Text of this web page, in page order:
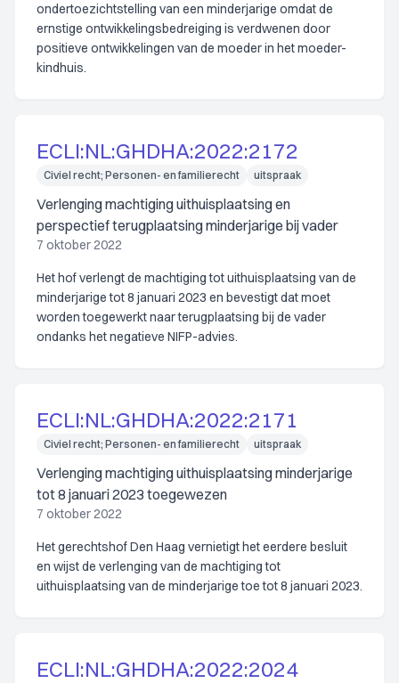
ondertoezichtstelling van een minderjarige omdat de
ernstige ontwikkelingsbedreiging is verdwenen door
positieve ontwikkelingen van de moeder in het moeder-
kindhuis.
ECLI:NL:GHDHA:2022:2172
Civiel recht; Personen- en familierecht uitspraak
Verlenging machtiging uithuisplaatsing en
perspectief terugplaatsing minderjarige bij vader
7 oktober 2022
Het hof verlengt de machtiging tot uithuisplaatsing van de
minderjarige tot 8 januari 2023 en bevestigt dat moet
worden toegewerkt naar terugplaatsing bij de vader
ondanks het negatieve NIFP-advies.
ECLI:NL:GHDHA:2022:2171
Civiel recht; Personen- en familierecht uitspraak
Verlenging machtiging uithuisplaatsing minderjarige
tot 8 januari 2023 toegewezen
7 oktober 2022
Het gerechtshof Den Haag vernietigt het eerdere besluit
en wijst de verlenging van de machtiging tot
uithuisplaatsing van de minderjarige toe tot 8 januari 2023.
ECLI:NL:GHDHA:2022:2024